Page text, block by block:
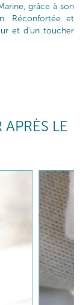
grâce à son
Réconfortée et
et d’un toucher
LE